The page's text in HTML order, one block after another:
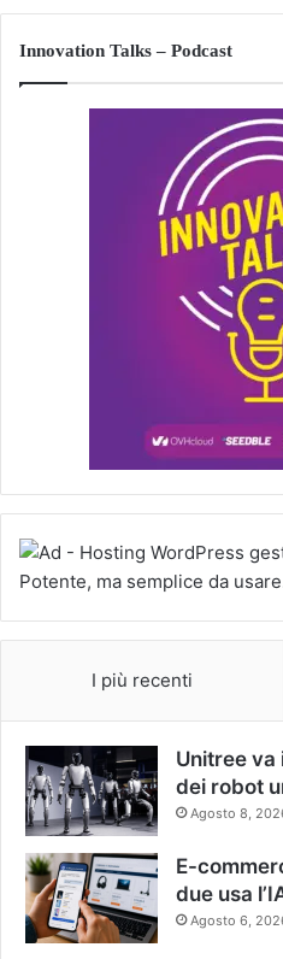
Innovation Talks – Podcast
I più recenti
Unitree va
dei robot
Agosto 8,
E-
due usa
Agosto 6,